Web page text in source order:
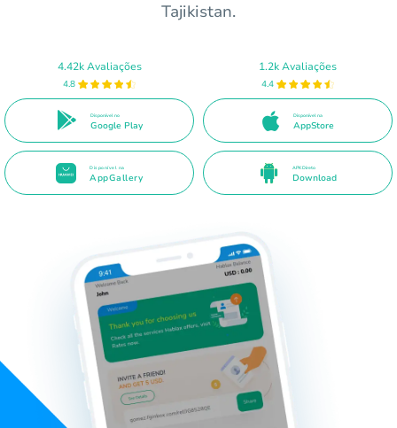
Tajikistan.
4.42k Avaliações
4.8
Disponível no
Google Play
1.2k Avaliações
4.4
Disponível na
AppStore
Disponível na
AppGallery
APK Direto
Download